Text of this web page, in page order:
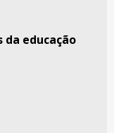
da educação